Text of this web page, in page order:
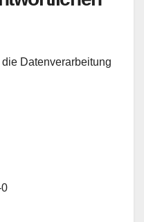
Datenverarbeitung